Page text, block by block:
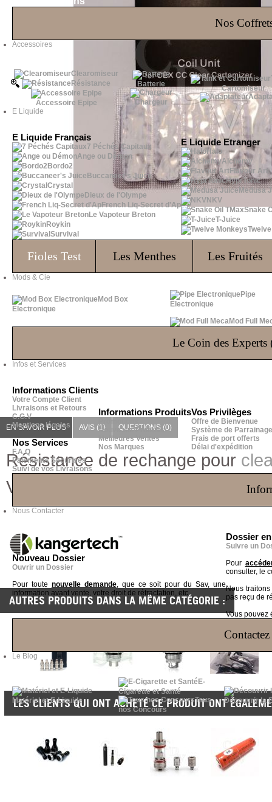
Nos
Accessoires
Clearomiseur
Résistance
Accessoire Epipe
Batterie
Chargeur
Cartomiseur
E Liquide
E Liquide Français
7 Péchés Capitaux
Ange ou Démon
Bordo2
Buccaneer's Juice
Crystal
Dieux de l'Olympe
French Liq-Secret d'Ap
Le Vapoteur Breton
Roykin
Survival
E Liquide Etranger
Halo
Alchemy
Flavour Art
HyprTonic
Medusa
NKV
Snake
T-Juice
Fioles Test Les Menthes Les Fruités
Mods & Cie
Mod Box
Electronique
Pipe
Electronique
Mod Full
Le Coin des Experts
Infos et Services
Informations Clients
Votre Compte Client
Livraisons et Retours
C.G.V
Mentions légales
Nos Services
F.A.Q
Paiements Sécurisés
Suivi de vos Livraisons
Informations Produits
Promotions
Nouveaux Produits
Meilleures Ventes
Nos Marques
Vos Privilèges
Offre de Bienvenue
Système de Parrainage
Frais de port offerts
Délai d'expédition
Nous Contacter
Nouveau Dossier
Ouvrir un Dossier
Pour toute nouvelle demande, que ce soit pour du Sav, une
information avant vente, votre droit de rétractation, etc
Dossier
Suivre un
Pour
consulter, le
Nous
pas reçu de
Vous pouvez
Le Blog
Matériel et E-Liquide
E-
Cigarette et Santé
Tous
nos Concours
Découvrir la
EN SAVOIR PLUS AVIS (1) QUESTIONS (0)
Résistance de rechange pour
Vendu par boite de 5 têtes.
AUTRES PRODUITS DANS LA MÊME CATÉGORIE :
LES CLIENTS QUI ONT ACHETÉ CE PRODUIT ONT